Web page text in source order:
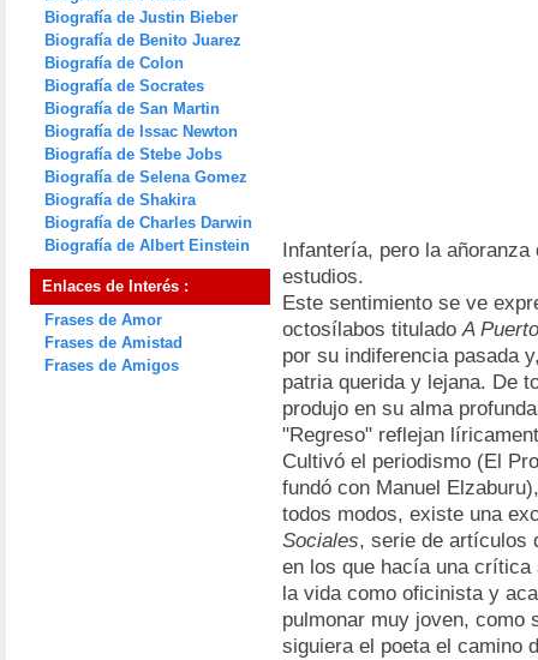
Biografía de Justin Bieber
Biografía de Benito Juarez
Biografía de Colon
Biografía de Socrates
Biografía de San Martin
Biografía de Issac Newton
Biografía de Stebe Jobs
Biografía de Selena Gomez
Biografía de Shakira
Biografía de Charles Darwin
Biografía de Albert Einstein
Enlaces de Interés :
Frases de Amor
Frases de Amistad
Frases de Amigos
Infantería, pero la
estudios.
Este sentimiento se ve
octosílabos tituladoA
por su indiferencia pasada
patria querida y lejana. De
produjo en su alma
"Regreso" reflejan
Cultivó el periodismo (El
fundó con Manuel
todos modos, existe una
Sociales, serie de artículos
en los que hacía una crítica
la vida como oficinista y
pulmonar muy joven, como
siguiera el poeta el camino